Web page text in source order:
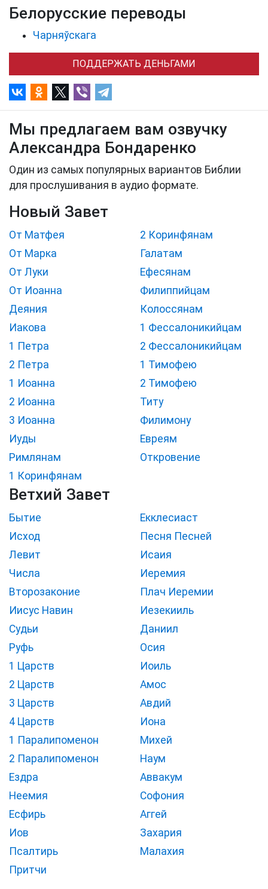
Белорусские переводы
Чарняўскага
ПОДДЕРЖАТЬ ДЕНЬГАМИ
Мы предлагаем вам озвучку
Александра Бондаренко
Один из самых популярных вариантов Библии
для прослушивания в аудио формате.
Новый Завет
От Матфея
От Марка
От Луки
От Иоанна
Деяния
Иакова
1 Петра
2 Петра
1 Иоанна
2 Иоанна
3 Иоанна
Иуды
Римлянам
1 Коринфянам
2 Коринфянам
Галатам
Ефесянам
Филиппийцам
Колоссянам
1 Фессалоникийцам
2 Фессалоникийцам
1 Тимофею
2 Тимофею
Титу
Филимону
Евреям
Откровение
Ветхий Завет
Бытие
Исход
Левит
Числа
Второзаконие
Иисус Навин
Судьи
Руфь
1 Царств
2 Царств
3 Царств
4 Царств
1 Паралипоменон
2 Паралипоменон
Ездра
Неемия
Есфирь
Иов
Псалтирь
Притчи
Екклесиаст
Песня Песней
Исаия
Иеремия
Плач Иеремии
Иезекииль
Даниил
Осия
Иоиль
Амос
Авдий
Иона
Михей
Наум
Аввакум
Софония
Аггей
Захария
Малахия